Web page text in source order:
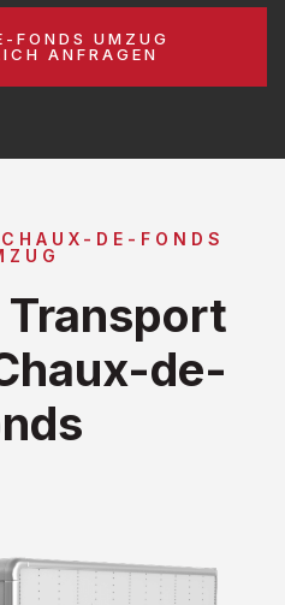
FONDS UMZUG
ANFRAGEN
DE-FONDS
Transport
de-